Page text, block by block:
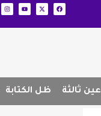
عين ثالثة ظل الكتابة